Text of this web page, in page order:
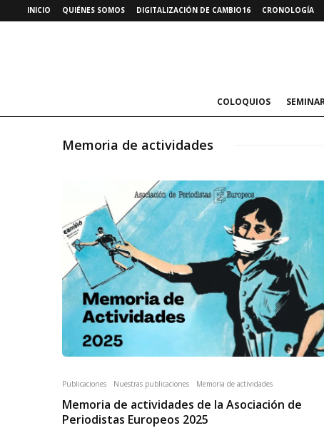
INICIO QUIÉNES SOMOS DIGITALIZACIÓN DE CAMBIO16 CRONOLOGÍA
COLOQUIOS
Memoria de actividades
Publicaciones Nuestras publicaciones Memoria de actividades
Memoria de actividades de la Asociación de
Periodistas Europeos 2025